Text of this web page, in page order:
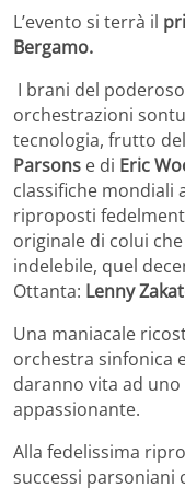
L’evento si terrà il
Bergamo.
I brani del
orchestrazioni
tecnologia, frutto
Parsons e di Eric
classifiche mondiali
riproposti
originale di colui
indelebile, quel
Ottanta: Lenny
Una maniacale
orchestra sinfonica
daranno vita ad
appassionante.
Alla fedelissima
successi parsoniani